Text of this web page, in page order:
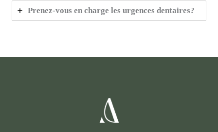
Prenez-vous en charge les urgences dentaires?